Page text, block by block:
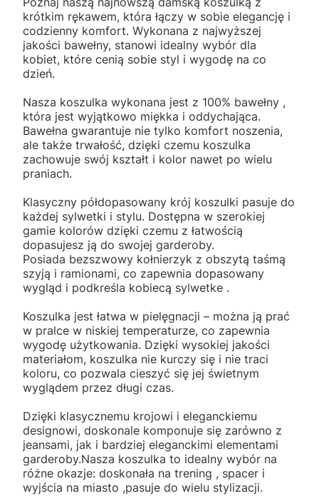
krótkim rękawem, która łączy w sobie elegancję i
codzienny komfort. Wykonana z najwyższej
jakości bawełny, stanowi idealny wybór dla
kobiet, które cenią sobie styl i wygodę na co
dzień.
Nasza koszulka wykonana jest z 100% bawełny ,
która jest wyjątkowo miękka i oddychająca.
Bawełna gwarantuje nie tylko komfort noszenia,
ale także trwałość, dzięki czemu koszulka
zachowuje swój kształt i kolor nawet po wielu
praniach.
Klasyczny półdopasowany krój koszulki pasuje do
każdej sylwetki i stylu. Dostępna w szerokiej
gamie kolorów dzięki czemu z łatwością
dopasujesz ją do swojej garderoby.
Posiada bezszwowy kołnierzyk z obszytą taśmą
szyją i ramionami, co zapewnia dopasowany
wygląd i podkreśla kobiecą sylwetke .
Koszulka jest łatwa w pielęgnacji – można ją prać
w pralce w niskiej temperaturze, co zapewnia
wygodę użytkowania. Dzięki wysokiej jakości
materiałom, koszulka nie kurczy się i nie traci
koloru, co pozwala cieszyć się jej świetnym
wyglądem przez długi czas.
Dzięki klasycznemu krojowi i eleganckiemu
designowi, doskonale komponuje się zarówno z
jeansami, jak i bardziej eleganckimi elementami
garderoby.Nasza koszulka to idealny wybór na
różne okazje: doskonała na trening , spacer i
wyjścia na miasto ,pasuje do wielu stylizacji.